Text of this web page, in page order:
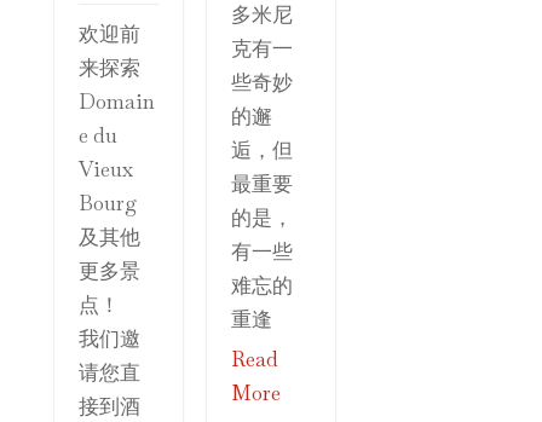
欢迎前
来探索
Domain
e du
Vieux
Bourg
及其他
更多景
点！
我们邀
请您直
接到酒
多米尼
克有一
些奇妙
的邂
逅，但
最重要
的是，
有一些
难忘的
重逢
Read
More